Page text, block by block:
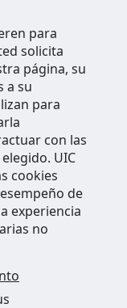
para
solicita
página, su
a su
para
con las
UIC
cookies
de
experiencia
no